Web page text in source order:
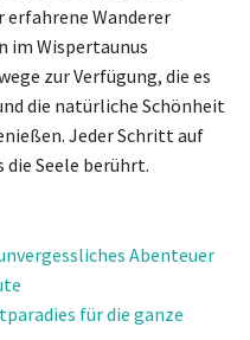
erfahrene Wanderer
im Wispertaunus
zur Verfügung, die es
die natürliche Schönheit
Jeder Schritt auf
die Seele berührt.
Abenteuer
für die ganze